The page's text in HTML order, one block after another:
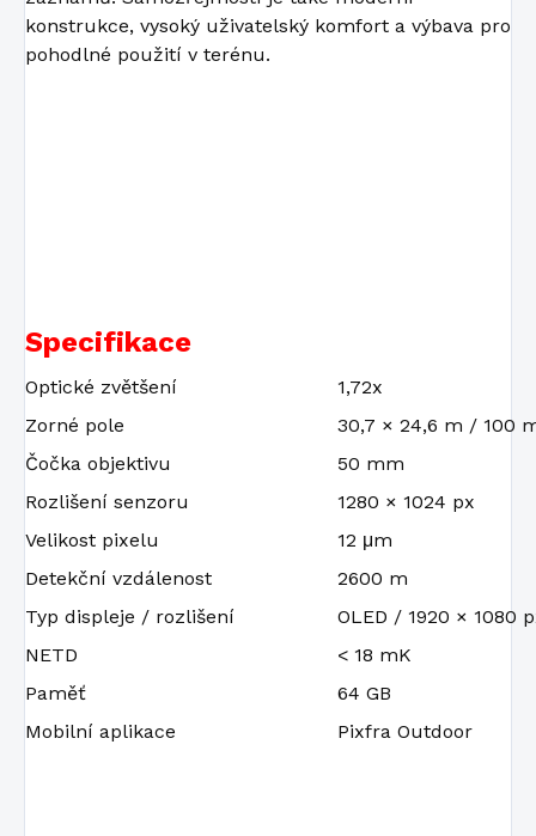
konstrukce, vysoký uživatelský komfort a výbava pro
pohodlné použití v terénu.
Specifikace
Optické zvětšení
1,72x
Zorné pole
30,7 × 24,6 m / 100
Čočka objektivu
50 mm
Rozlišení senzoru
1280 × 1024 px
Velikost pixelu
12 μm
Detekční vzdálenost
2600 m
Typ displeje / rozlišení
OLED / 1920 × 1080
NETD
< 18 mK
Paměť
64 GB
Mobilní aplikace
Pixfra Outdoor